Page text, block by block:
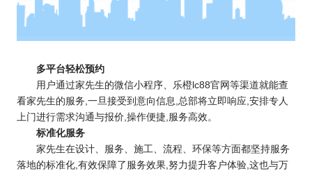
多平台轻松预约
用户通过家先生的微信小程序、乐橙lc88官网等渠道就能查
看家先生的服务,一旦接受到意向信息,总部将立即响应,安排专人
上门进行需求沟通与报价,操作便捷,服务高效。
标准化服务
家先生在设计、服务、施工、流程、环保等方面都坚持服务
落地的标准化,有效保障了服务效果,努力提升客户体验,这也与万